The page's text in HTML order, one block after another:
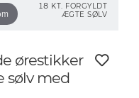
18 KT. FORGYLDT
ÆGTE SØLV
ørestikker
sølv med